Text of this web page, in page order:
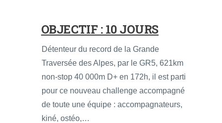
OBJECTIF : 10 JOURS
Détenteur du record de la Grande
Traversée des Alpes, par le GR5, 621km
non-stop 40 000m D+ en 172h, il est parti
pour ce nouveau challenge accompagné
de toute une équipe : accompagnateurs,
kiné, ostéo,…